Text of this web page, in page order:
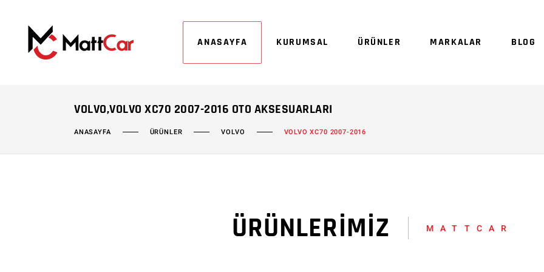
ANASAYFA KURUMSAL ÜRÜNLER MARKALAR BLOG
VOLVO,VOLVO XC70 2007-2016 OTO AKSESUARLARI
ANASAYFA ÜRÜNLER VOLVO VOLVO XC70 2007-2016
MATTCAR
ÜRÜNLERİMİZ